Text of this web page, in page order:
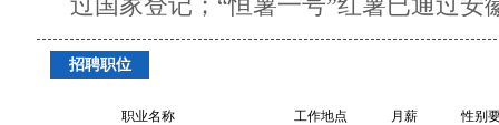
招聘职位
职业名称 工作地点 月薪
性别